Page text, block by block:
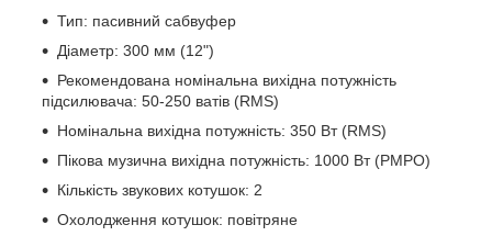
Тип: пасивний сабвуфер
Діаметр: 300 мм (12")
Рекомендована номінальна вихідна потужність
підсилювача: 50-250 ватів (RMS)
Номінальна вихідна потужність: 350 Вт (RMS)
Пікова музична вихідна потужність: 1000 Вт (PMPO)
Кількість звукових котушок: 2
Охолодження котушок: повітряне